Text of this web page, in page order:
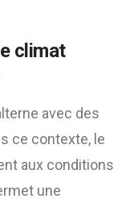
climat
avec des
ce contexte, le
aux conditions
une